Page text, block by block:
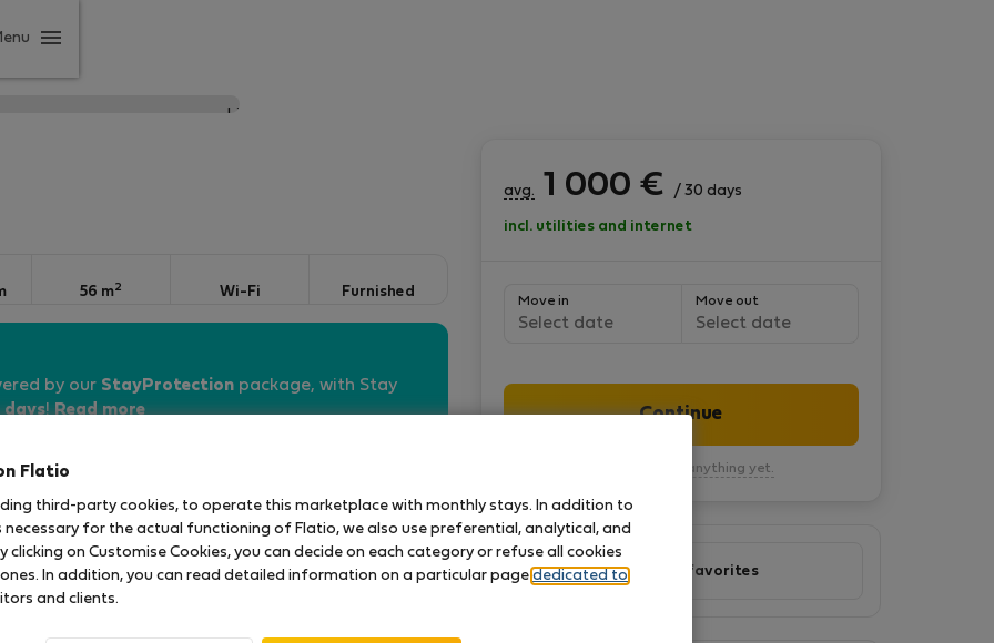
56 m2 Wi-Fi Furnished
by our StayProtection package, with Stay
days!Read more
casa estilo rural, para compartir con personas
pájaros y árboles. Llena de senderos, bañados
de estrellas.
avg. 1 000 € / 30 days
incl. utilities and internet
Move in
Select date
Move out
Select date
Continue
You won’t pay anything yet.
Add to favorites
Flatio
third-party cookies, to operate this marketplace with monthly stays. In addition to
for the actual functioning of Flatio, we also use preferential, analytical, and
clicking on Customise Cookies, you can decide on each category or refuse all cookies
In addition, you can read detailed information on a particular page dedicated to
and clients.